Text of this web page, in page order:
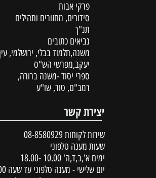
פרקי אבות
סידורים, מחזורים ותהילים
תנ"ך
נביאים כתובים
משנה,תלמוד בבלי, ירושלמי, עין
יעקב,מפרשי הש"ס
ספרי יסוד -משנה ברורה,
רמב"ם, טור, שו"ע
יצירת קשר
שירות לקוחות 08-8580929
שעות מענה טלפוני
ימים א',ב,ד,ה' 10.00 -18.00
יום שלישי - מענה טלפוני עד שעה 16.00